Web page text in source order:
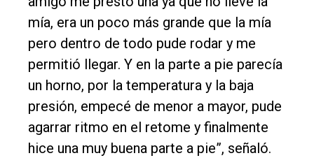
mía, era un poco más grande que la mía
pero dentro de todo pude rodar y me
permitió llegar. Y en la parte a pie parecía
un horno, por la temperatura y la baja
presión, empecé de menor a mayor, pude
agarrar ritmo en el retome y finalmente
hice una muy buena parte a pie”, señaló.